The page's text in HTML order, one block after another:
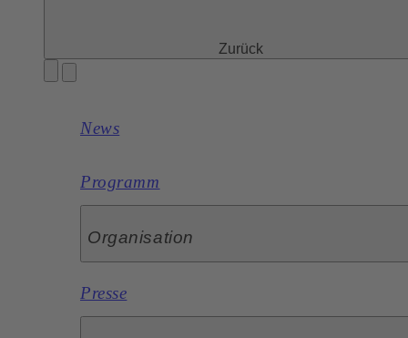
Zurück
News
Programm
Organisation
Presse